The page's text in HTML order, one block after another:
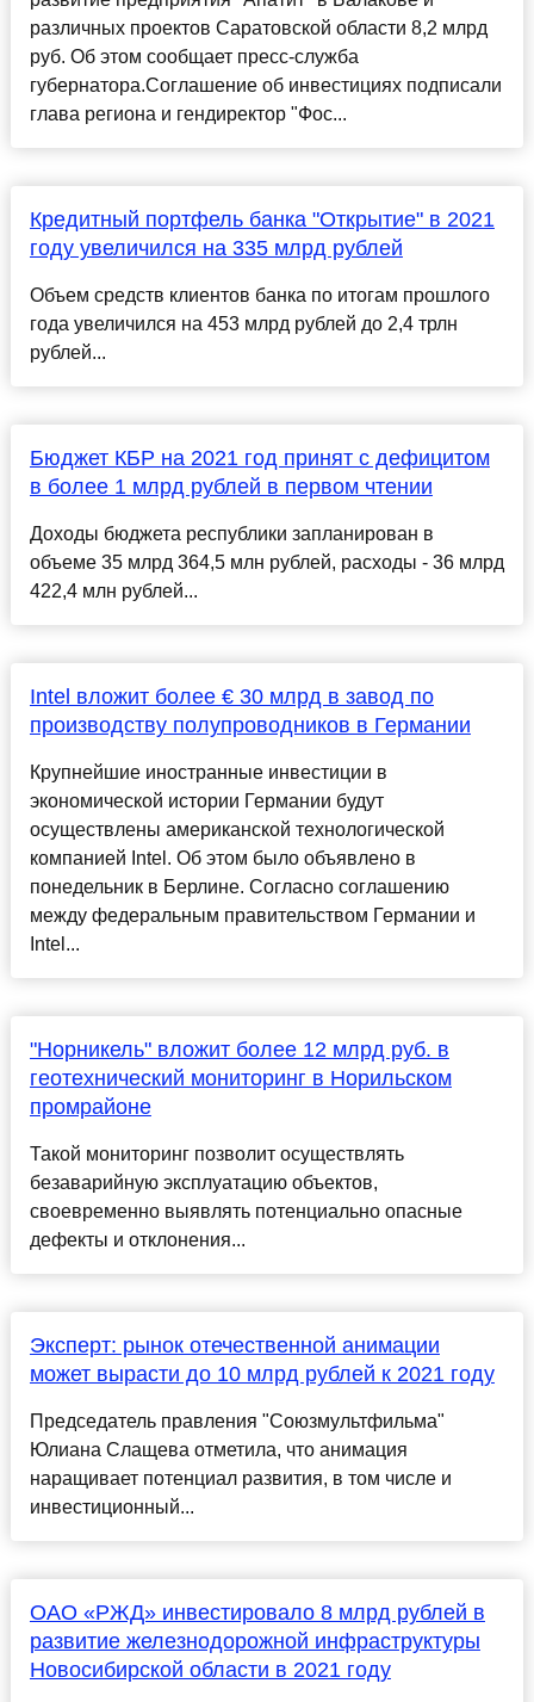
различных проектов Саратовской области 8,2 млрд
руб. Об этом сообщает пресс-служба
губернатора.Соглашение об инвестициях подписали
глава региона и гендиректор "Фос...
Кредитный портфель банка "Открытие" в 2021
году увеличился на 335 млрд рублей
Объем средств клиентов банка по итогам прошлого
года увеличился на 453 млрд рублей до 2,4 трлн
рублей...
Бюджет КБР на 2021 год принят с дефицитом
в более 1 млрд рублей в первом чтении
Доходы бюджета республики запланирован в
объеме 35 млрд 364,5 млн рублей, расходы - 36 млрд
422,4 млн рублей...
Intel вложит более € 30 млрд в завод по
производству полупроводников в Германии
Крупнейшие иностранные инвестиции в
экономической истории Германии будут
осуществлены американской технологической
компанией Intel. Об этом было объявлено в
понедельник в Берлине. Согласно соглашению
между федеральным правительством Германии и
Intel...
"Норникель" вложит более 12 млрд руб. в
геотехнический мониторинг в Норильском
промрайоне
Такой мониторинг позволит осуществлять
безаварийную эксплуатацию объектов,
своевременно выявлять потенциально опасные
дефекты и отклонения...
Эксперт: рынок отечественной анимации
может вырасти до 10 млрд рублей к 2021 году
Председатель правления "Союзмультфильма"
Юлиана Слащева отметила, что анимация
наращивает потенциал развития, в том числе и
инвестиционный...
ОАО «РЖД» инвестировало 8 млрд рублей в
развитие железнодорожной инфраструктуры
Новосибирской области в 2021 году